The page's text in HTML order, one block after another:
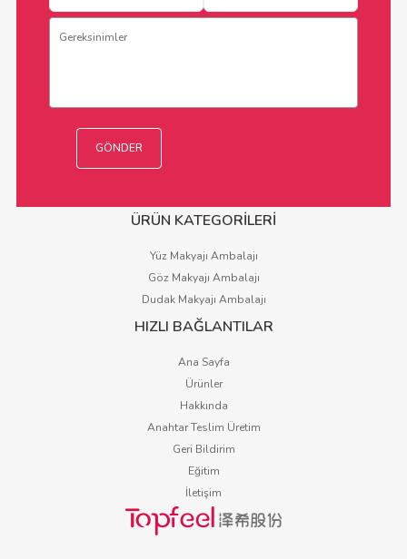
ÜRÜN KATEGORİLERİ
Yüz Makyajı Ambalajı
Göz Makyajı Ambalajı
Dudak Makyajı Ambalajı
HIZLI BAĞLANTILAR
Ana Sayfa
Ürünler
Hakkında
Anahtar Teslim Üretim
Geri Bildirim
Eğitim
İletişim